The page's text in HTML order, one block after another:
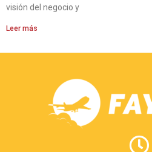
visión del negocio y
Leer más